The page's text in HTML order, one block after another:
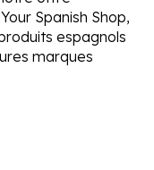
Spanish Shop,
espagnols
marques